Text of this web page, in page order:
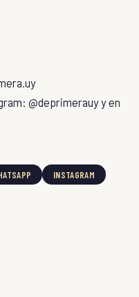
@deprimerauy y en
INSTAGRAM